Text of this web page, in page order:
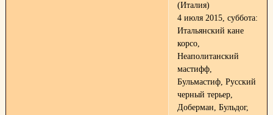
(Италия)
4 июля 2015, суббота:
Итальянский кане
корсо,
Неаполитанский
мастифф,
Бульмастиф, Русский
черный терьер,
Доберман, Бульдог,